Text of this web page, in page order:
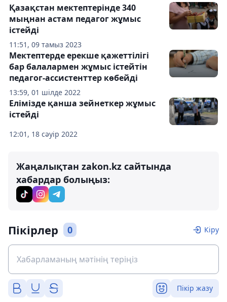
11:51, 09 тамыз 2023
Қазақстан мектептерінде 340
мыңнан астам педагог жұмыс
істейді
13:59, 01 шілде 2022
Мектептерде ерекше қажеттілігі
бар балалармен жұмыс істейтін
педагог-ассистенттер көбейді
12:01, 18 сәуір 2022
Елімізде қанша зейнеткер жұмыс
істейді
Жаңалықтан zakon.kz сайтында
хабардар болыңыз:
Пікірлер 0 Кіру
Пікір жазу